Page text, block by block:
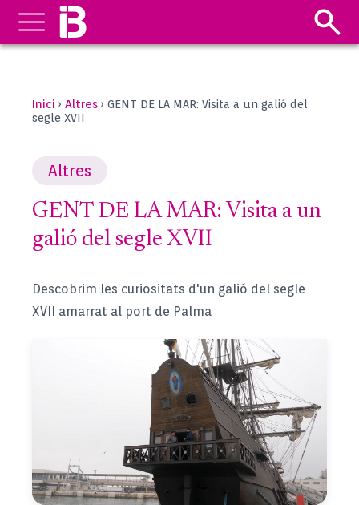
Inici › Altres › GENT DE LA MAR: Visita a un galió del
segle XVII
Altres
GENT DE LA MAR: Visita a un
galió del segle XVII
Descobrim les curiositats d'un galió del segle
XVII amarrat al port de Palma